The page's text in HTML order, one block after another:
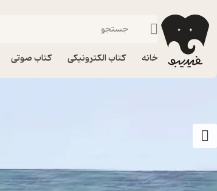
خانه کتاب الکترونیکی کتاب صوتی